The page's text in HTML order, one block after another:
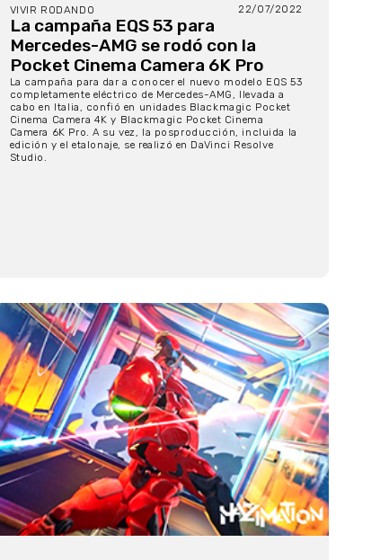
VIVIR RODANDO 22/07/2022
La campaña EQS 53 para
Mercedes-AMG se rodó con la
Pocket Cinema Camera 6K Pro
La campaña para dar a conocer el nuevo modelo EQS 53
completamente eléctrico de Mercedes-AMG, llevada a
cabo en Italia, confió en unidades Blackmagic Pocket
Cinema Camera 4K y Blackmagic Pocket Cinema
Camera 6K Pro. A su vez, la posproducción, incluida la
edición y el etalonaje, se realizó en DaVinci Resolve
Studio.